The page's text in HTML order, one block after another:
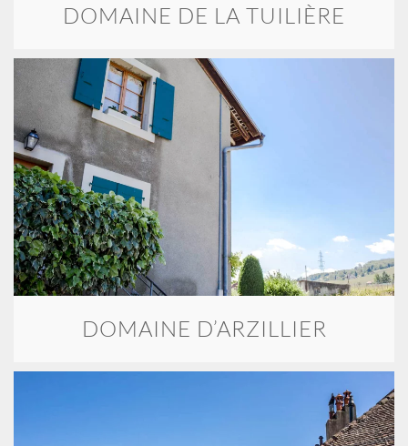
DOMAINE DE LA TUILIÈRE
DOMAINE D’ARZILLIER